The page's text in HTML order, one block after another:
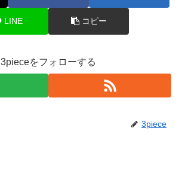
LINE コピー
3pieceをフォローする
3piece